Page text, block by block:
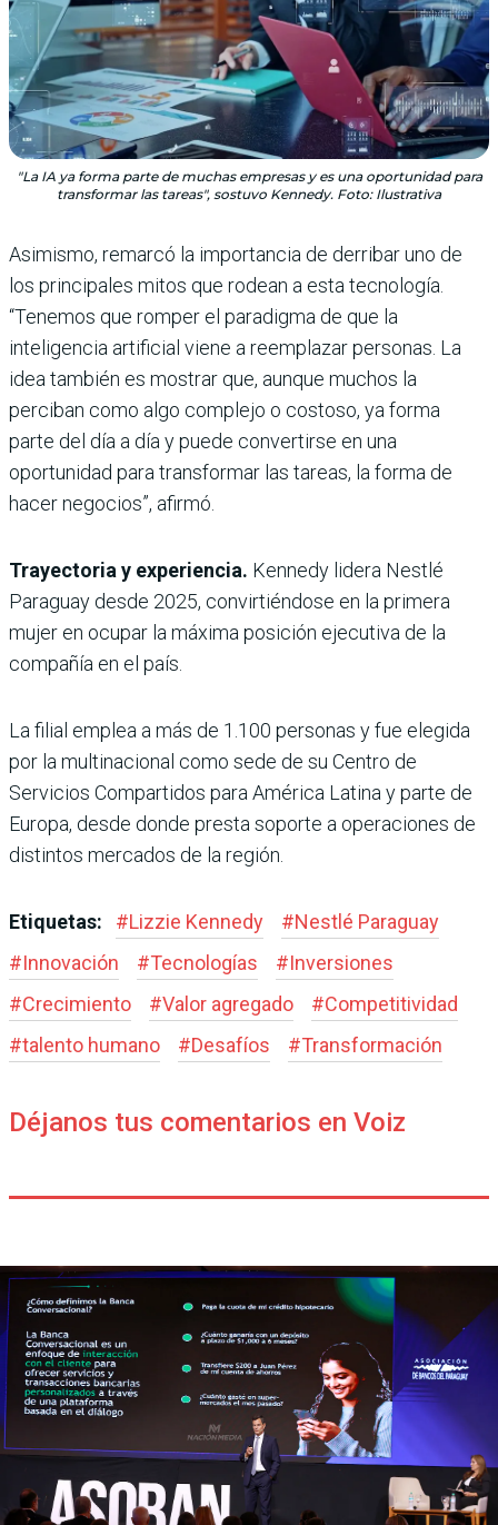
"La IA ya forma parte de muchas empresas y es una oportunidad para
transformar las tareas", sostuvo Kennedy. Foto: Ilustrativa
Asimismo, remarcó la importancia de derribar uno de
los principales mitos que rodean a esta tecnología.
“Tenemos que romper el paradigma de que la
inteligencia artificial viene a reemplazar personas. La
idea también es mostrar que, aunque muchos la
perciban como algo complejo o costoso, ya forma
parte del día a día y puede convertirse en una
oportunidad para transformar las tareas, la forma de
hacer negocios”, afirmó.
Trayectoria y experiencia. Kennedy lidera Nestlé
Paraguay desde 2025, convirtiéndose en la primera
mujer en ocupar la máxima posición ejecutiva de la
compañía en el país.
La filial emplea a más de 1.100 personas y fue elegida
por la multinacional como sede de su Centro de
Servicios Compartidos para América Latina y parte de
Europa, desde donde presta soporte a operaciones de
distintos mercados de la región.
Etiquetas: #Lizzie Kennedy #Nestlé Paraguay
#Innovación #Tecnologías #Inversiones
#Crecimiento #Valor agregado #Competitividad
#talento humano #Desafíos #Transformación
Déjanos tus comentarios en Voiz